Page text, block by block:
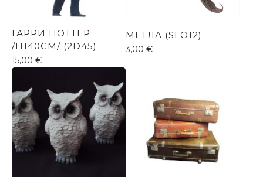
ГАРРИ ПОТТЕР
/H140CM/ (2D45)
15,00 €
МЕТЛА (SLO12)
3,00 €